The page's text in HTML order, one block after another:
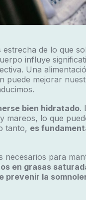
de lo que
influye
Una
puede mejorar
bien hidratado.
mareos, lo que
tanto, es
necesarios para
en grasas
prevenir la